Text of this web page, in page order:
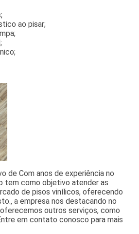
ao pisar;
de Com anos de experiência no
tem como objetivo atender as
de pisos vinílicos, oferecendo
a empresa nos destacando no
outros serviços, como
em contato conosco para mais